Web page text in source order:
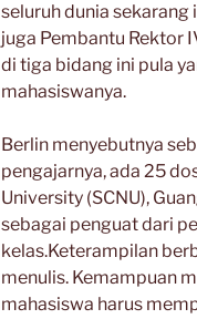
seluruh dunia sekarang
juga Pembantu Rektor
di tiga bidang ini pula
mahasiswanya.
Berlin menyebutnya
pengajarnya, ada 25
University (SCNU),
sebagai penguat dari
kelas.Keterampilan
menulis. Kemampuan
mahasiswa harus